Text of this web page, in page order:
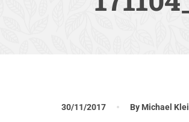
30/11/2017 By Michael